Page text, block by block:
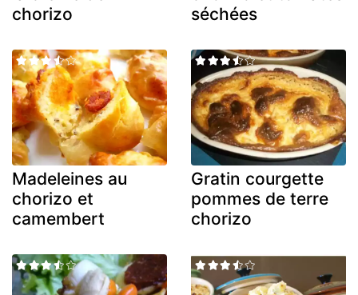
chorizo
séchées
Madeleines au
chorizo et
camembert
Gratin courgette
pommes de terre
chorizo